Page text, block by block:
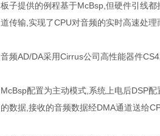
板子提供的例程基于McBsp,但硬件引线
道传输,实现了CPU对音频的实时高速处理
音频AD/DA采用Cirrus公司高性能器件
McBsp配置为主动模式,系统上电后DSP
的数据,接收的音频数据经DMA通道送给